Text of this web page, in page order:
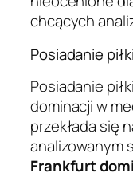
chcących
Posiadanie
Posiadanie
dominacji w
przekłada się
analizowanym
Frankfurt